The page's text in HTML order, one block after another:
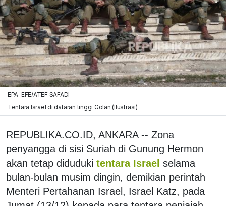
EPA-EFE/ATEF SAFADI
Tentara Israel di dataran tinggi Golan (Ilustrasi)
REPUBLIKA.CO.ID, ANKARA -- Zona
penyangga di sisi Suriah di Gunung Hermon
akan tetap diduduki tentara Israel selama
bulan-bulan musim dingin, demikian perintah
Menteri Pertahanan Israel, Israel Katz, pada